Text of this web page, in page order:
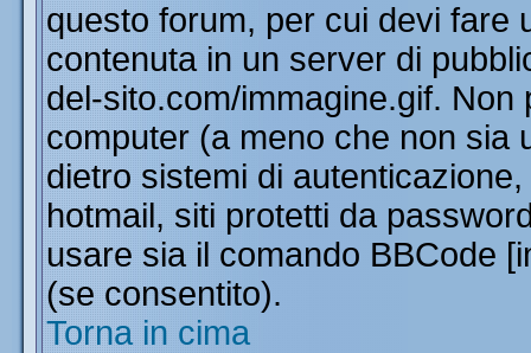
questo forum, per cui devi fare
contenuta in un server di
del-sito.com/immagine.gif.
computer (a meno che non sia
dietro sistemi di
hotmail, siti protetti da
usare sia il comando BBCode
(se consentito).
Torna in cima